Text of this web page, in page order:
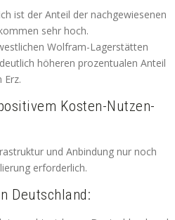
ist der Anteil der nachgewiesenen
sehr hoch.
Wolfram-Lagerstätten
höheren prozentualen Anteil
Erz.
Kosten-Nutzen-
und Anbindung nur noch
erforderlich.
Deutschland: